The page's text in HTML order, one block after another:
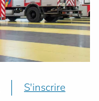
S'inscrire